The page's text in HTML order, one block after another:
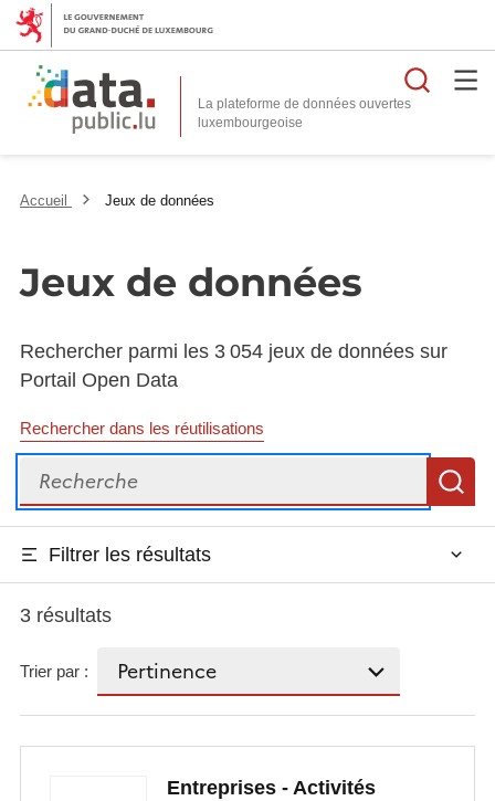
La plateforme de données ouvertes
Accueil Jeux de données
Jeux de données
Rechercher parmi les 3 054 jeux de données sur
Portail Open Data
Rechercher dans les réutilisations
Recherche
Filtrer les résultats
3 résultats
Trier par :
Entreprises - Activités